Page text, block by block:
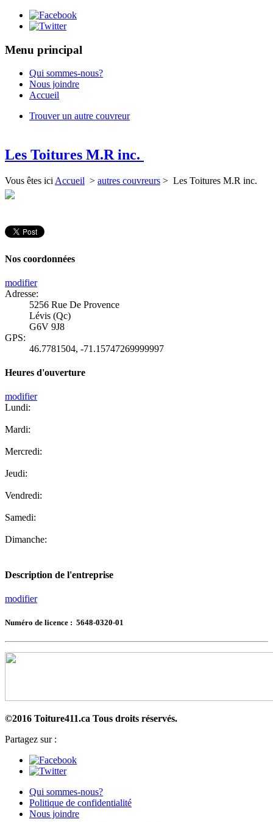
Menu principal
Qui sommes-nous?
Nous joindre
Accueil
Trouver un autre couvreur
Les Toitures M.R inc.
Vous êtes ici Accueil > autres couvreurs > Les Toitures M.R inc.
Nos coordonnées
modifier
Adresse:
5256 Rue De Provence
Lévis (Qc)
G6V 9J8
GPS:
46.7781504, -71.15747269999997
Heures d'ouverture
modifier
Lundi:
Mardi:
Mercredi:
Jeudi:
Vendredi:
Samedi:
Dimanche:
Description de l'entreprise
modifier
Numéro de licence : 5648-0320-01
©2016 Toiture411.ca Tous droits réservés.
Partagez sur :
Qui sommes-nous?
Politique de confidentialité
Nous joindre